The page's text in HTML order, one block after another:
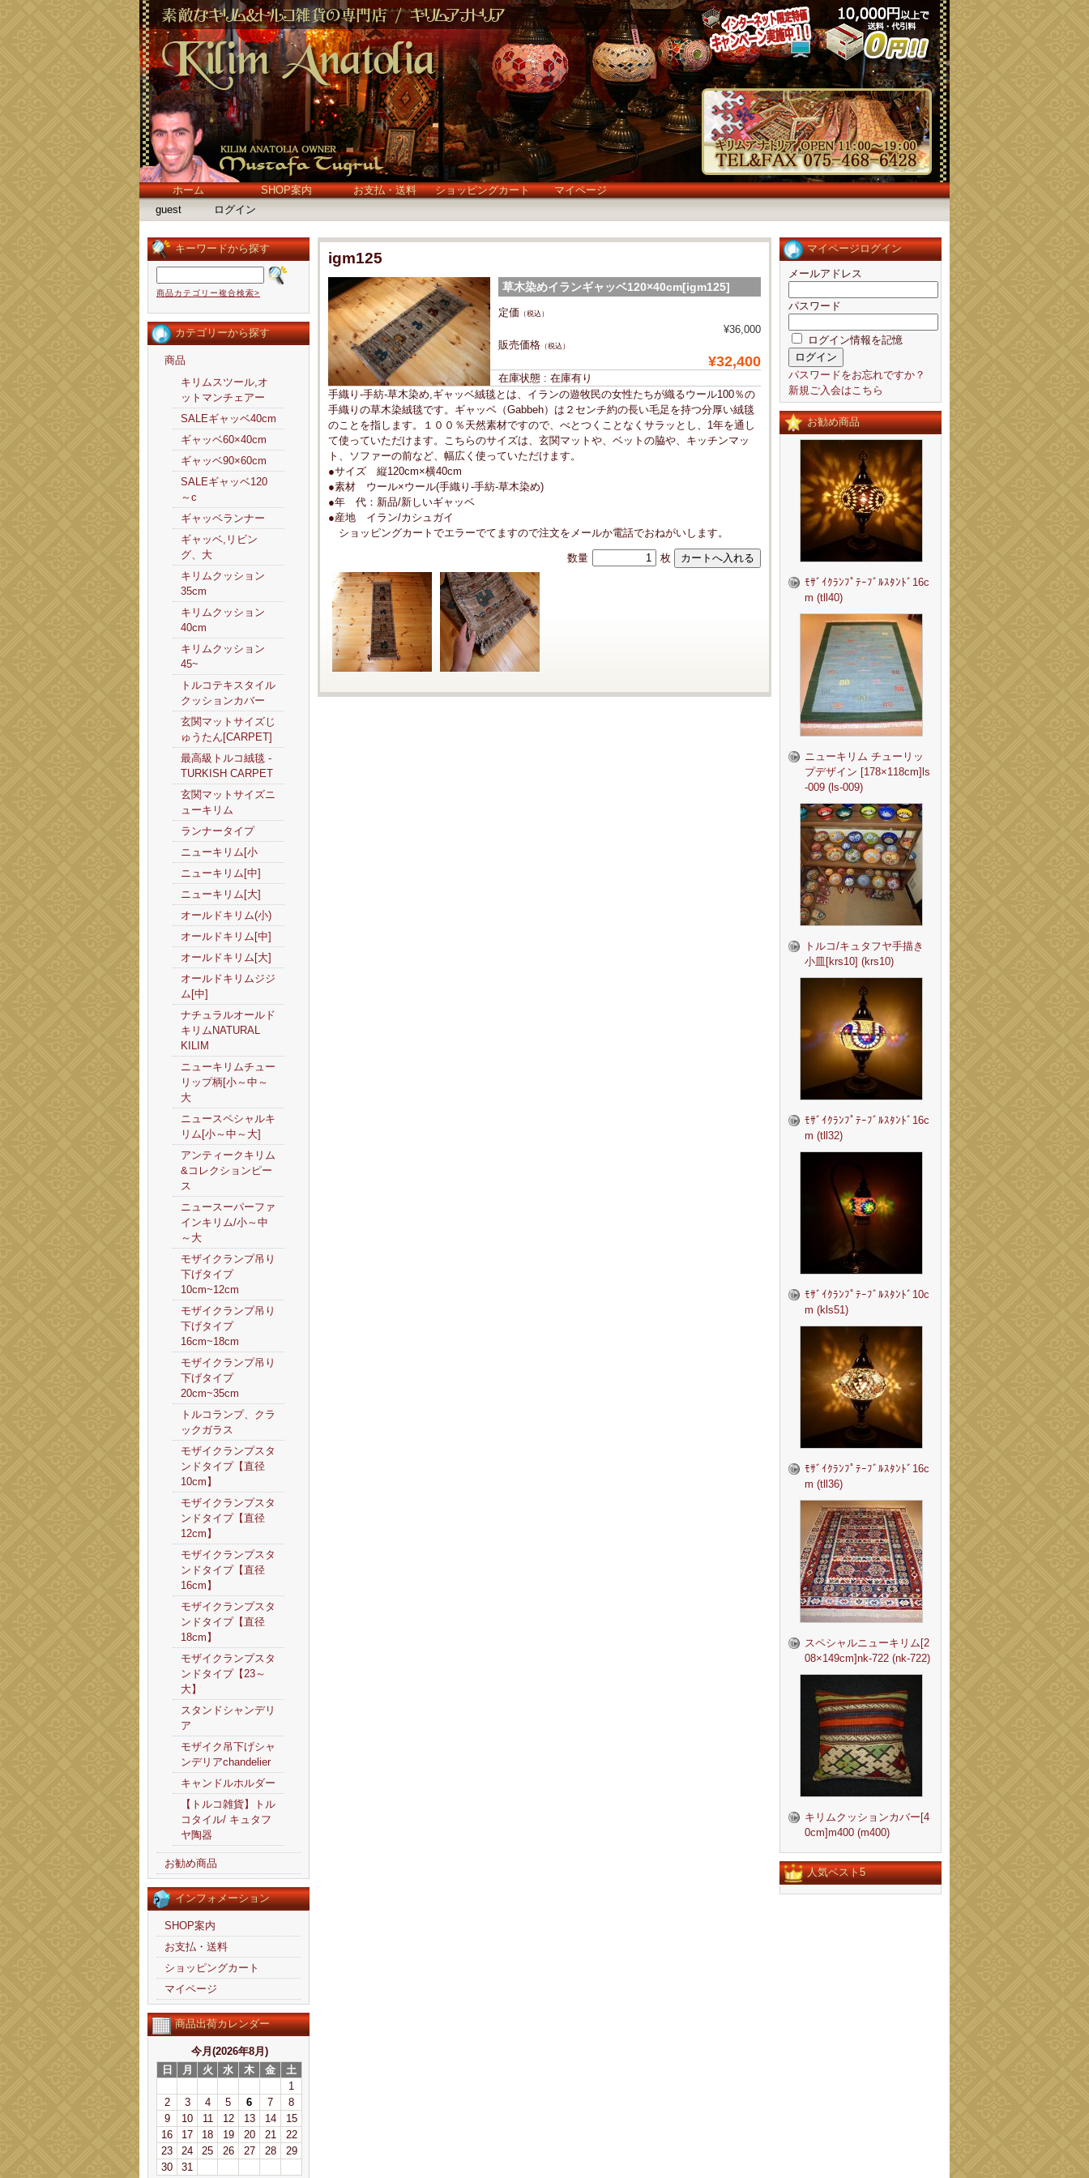
ホーム SHOP案内 お支払・送料 ショッピングカート
マイページ
guest
ログイン
キーワードから探す
商品カテゴリー複合検索>
カテゴリーから探す
商品
キリムスツール,オ
ットマンチェアー
SALEギャッベ40cm
ギャッベ60×40cm
ギャッベ90×60cm
SALEギャッベ120
～c
ギャッベランナー
ギャッベ,リビン
グ、大
キリムクッション
35cm
キリムクッション
40cm
キリムクッション
45~
トルコテキスタイル
クッションカバー
玄関マットサイズじ
ゅうたん[CARPET]
最高級トルコ絨毯 -
TURKISH CARPET
玄関マットサイズニ
ューキリム
ランナータイプ
ニューキリム[小
ニューキリム[中]
ニューキリム[大]
オールドキリム(小)
オールドキリム[中]
オールドキリム[大]
オールドキリムジジ
ム[中]
ナチュラルオールド
キリムNATURAL
KILIM
ニューキリムチュー
リップ柄[小～中～
大
ニュースペシャルキ
リム[小～中～大]
アンティークキリム
&コレクションピー
ス
ニュースーパーファ
インキリム/小～中
～大
モザイクランプ吊り
下げタイプ
10cm~12cm
モザイクランプ吊り
下げタイプ
16cm~18cm
モザイクランプ吊り
下げタイプ
20cm~35cm
トルコランプ、クラ
ックガラス
モザイクランプスタ
ンドタイプ【直径
10cm】
モザイクランプスタ
ンドタイプ【直径
12cm】
モザイクランプスタ
ンドタイプ【直径
16cm】
モザイクランプスタ
ンドタイプ【直径
18cm】
モザイクランプスタ
ンドタイプ【23～
大】
スタンドシャンデリ
ア
モザイク吊下げシャ
ンデリアchandelier
キャンドルホルダー
【トルコ雑貨】トル
コタイル/ キュタフ
ヤ陶器
お勧め商品
インフォメーション
SHOP案内
お支払・送料
ショッピングカート
マイページ
商品出荷カレンダー
今月(2026年8月)
日
月 火 水 木 金
土
1
2
3 4 5 6 7
8
9
10 11 12 13 14
15
16
17 18 19 20 21
22
23
24 25 26 27 28
29
30
31
マイページログイン
メールアドレス
パスワード
ログイン情報を記憶
パスワードをお忘れですか？
新規ご入会はこちら
お勧め商品
ﾓｻﾞｲｸﾗﾝﾌﾟﾃｰﾌﾞﾙｽﾀﾝﾄﾞ16c
m (tll40)
ニューキリム チューリッ
プデザイン [178×118cm]ls
-009 (ls-009)
トルコ/キュタフヤ手描き
小皿[krs10] (krs10)
ﾓｻﾞｲｸﾗﾝﾌﾟﾃｰﾌﾞﾙｽﾀﾝﾄﾞ16c
m (tll32)
ﾓｻﾞｲｸﾗﾝﾌﾟﾃｰﾌﾞﾙｽﾀﾝﾄﾞ10c
m (kls51)
ﾓｻﾞｲｸﾗﾝﾌﾟﾃｰﾌﾞﾙｽﾀﾝﾄﾞ16c
m (tll36)
スペシャルニューキリム[2
08×149cm]nk-722 (nk-722)
キリムクッションカバー[4
0cm]m400 (m400)
人気ベスト5
igm125
草木染めイランギャッベ120×40cm[igm125]
定価 （税込）
¥36,000
販売価格 （税込）
¥32,400
在庫状態 : 在庫有り
手織り-手紡-草木染め,ギャッベ絨毯とは、イランの遊牧民の女性たちが織るウール100％の
手織りの草木染絨毯です。ギャッベ（Gabbeh）は２センチ約の長い毛足を持つ分厚い絨毯
のことを指します。１００％天然素材ですので、べとつくことなくサラッとし、1年を通し
て使っていただけます。こちらのサイズは、玄関マットや、ベットの脇や、キッチンマッ
ト、ソファーの前など、幅広く使っていただけます。
●サイズ 縦120cm×横40cm
●素材 ウール×ウール(手織り-手紡-草木染め)
●年 代：新品/新しいギャッベ
●産地 イラン/カシュガイ
ショッピングカートでエラーでてますので注文をメールか電話でおねがいします。
数量 枚